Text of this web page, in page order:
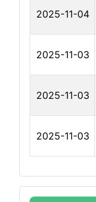
2025-11-04
2025-11-03
2025-11-03
2025-11-03